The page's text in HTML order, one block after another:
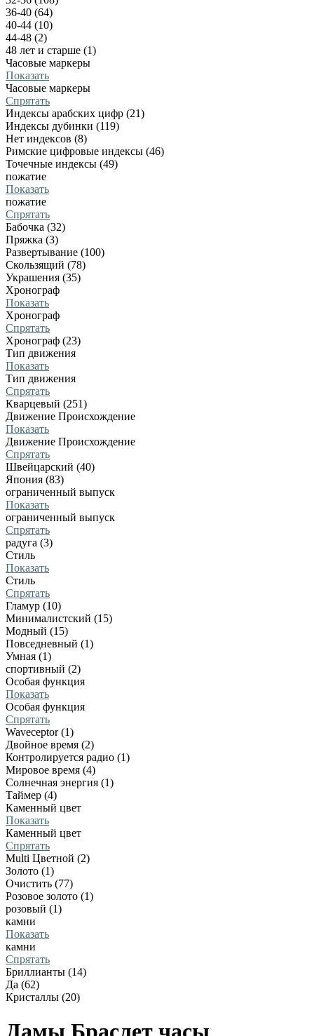
36-40 (64)
40-44 (10)
44-48 (2)
48 лет и старше (1)
Часовые маркеры
Показать
Часовые маркеры
Спрятать
Индексы арабских цифр (21)
Индексы дубинки (119)
Нет индексов (8)
Римские цифровые индексы (46)
Точечные индексы (49)
пожатие
Показать
пожатие
Спрятать
Бабочка (32)
Пряжка (3)
Развертывание (100)
Скользящий (78)
Украшения (35)
Хронограф
Показать
Хронограф
Спрятать
Хронограф (23)
Тип движения
Показать
Тип движения
Спрятать
Кварцевый (251)
Движение Происхождение
Показать
Движение Происхождение
Спрятать
Швейцарский (40)
Япония (83)
ограниченный выпуск
Показать
ограниченный выпуск
Спрятать
радуга (3)
Стиль
Показать
Стиль
Спрятать
Гламур (10)
Минималистский (15)
Модный (15)
Повседневный (1)
Умная (1)
спортивный (2)
Особая функция
Показать
Особая функция
Спрятать
Waveceptor (1)
Двойное время (2)
Контролируется радио (1)
Мировое время (4)
Солнечная энергия (1)
Таймер (4)
Каменный цвет
Показать
Каменный цвет
Спрятать
Multi Цветной (2)
Золото (1)
Очистить (77)
Розовое золото (1)
розовый (1)
камни
Показать
камни
Спрятать
Бриллианты (14)
Да (62)
Кристаллы (20)